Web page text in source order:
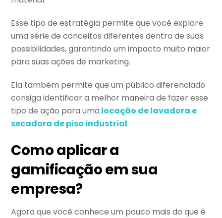
Esse tipo de estratégia permite que você explore
uma série de conceitos diferentes dentro de suas
possibilidades, garantindo um impacto muito maior
para suas ações de marketing.
Ela também permite que um público diferenciado
consiga identificar a melhor maneira de fazer esse
tipo de ação para uma locação de lavadora e
secadora de piso industrial.
Como aplicar a
gamificação em sua
empresa?
Agora que você conhece um pouco mais do que é